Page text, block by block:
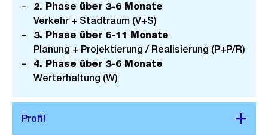
2. Phase über 3-6 Monate
Verkehr + Stadtraum (V+S)
3. Phase über 6-11 Monate
Planung + Projektierung / Realisierung (P+P/R)
4. Phase über 3-6 Monate
Werterhaltung (W)